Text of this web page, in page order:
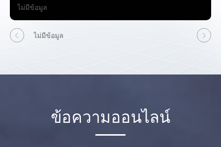
ไม่มีข้อมูล
ไม่มีข้อมูล
ข้อความออนไลน์